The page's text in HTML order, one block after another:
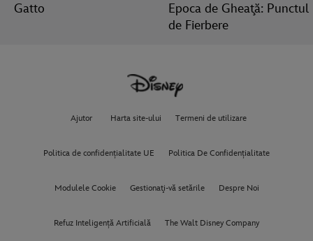
Gatto
Epoca de Gheaţă: Punctul
de Fierbere
Ajutor Harta site-ului Termeni de utilizare
Politica de confidențialitate UE Politica De Confidențialitate
Modulele Cookie Gestionaţi-vă setările Despre Noi
Refuz Inteligență Artificială The Walt Disney Company